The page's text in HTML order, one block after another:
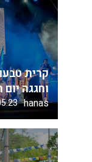
קרית
וחגגה יום הולדת
hanas